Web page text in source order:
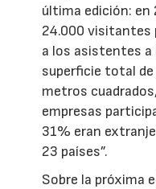
última edición:
24.000 visitantes
a los asistentes a
superficie total
metros
empresas
31% eran
23 países”.
Sobre la próxima